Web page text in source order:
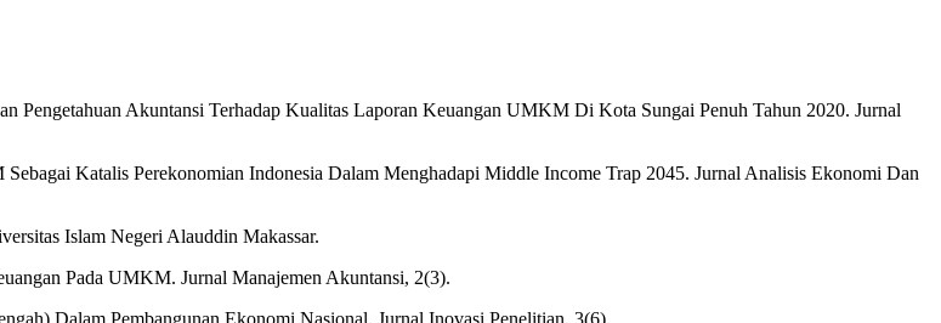
Pengetahuan Akuntansi Terhadap Kualitas Laporan Keuangan UMKM Di Kota Sungai Penuh Tahun 2020. Jurnal
Katalis Perekonomian Indonesia Dalam Menghadapi Middle Income Trap 2045. Jurnal Analisis Ekonomi Dan
Islam Negeri Alauddin Makassar.
Pada UMKM. Jurnal Manajemen Akuntansi, 2(3).